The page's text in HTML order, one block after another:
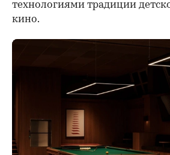
технологиями традиции
кино.